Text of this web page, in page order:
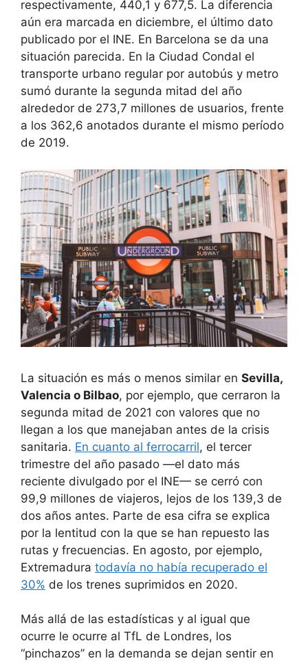
respectivamente, 440,1 y 677,5. La diferencia
aún era marcada en diciembre, el último dato
publicado por el INE. En Barcelona se da una
situación parecida. En la Ciudad Condal el
transporte urbano regular por autobús y metro
sumó durante la segunda mitad del año
alrededor de 273,7 millones de usuarios, frente
a los 362,6 anotados durante el mismo período
de 2019.
La situación es más o menos similar en Sevilla,
Valencia o Bilbao, por ejemplo, que cerraron la
segunda mitad de 2021 con valores que no
llegan a los que manejaban antes de la crisis
sanitaria. En cuanto al ferrocarril, el tercer
trimestre del año pasado —el dato más
reciente divulgado por el INE— se cerró con
99,9 millones de viajeros, lejos de los 139,3 de
dos años antes. Parte de esa cifra se explica
por la lentitud con la que se han repuesto las
rutas y frecuencias. En agosto, por ejemplo,
Extremadura todavía no había recuperado el
30% de los trenes suprimidos en 2020.
Más allá de las estadísticas y al igual que
ocurre le ocurre al TfL de Londres, los
“pinchazos” en la demanda se dejan sentir en